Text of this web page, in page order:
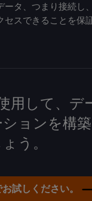
ータ、つまり接続し
セスできることを保
用して、
ョンを構
う。
試しください。